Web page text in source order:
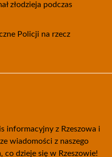
złodzieja podczas
Policji na rzecz
informacyjny z Rzeszowa i
wiadomości z naszego
co dzieje się w Rzeszowie!